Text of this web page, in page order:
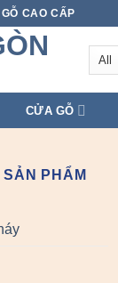
CAO CẤP
CỬA GỖ
SẢN PHẨM